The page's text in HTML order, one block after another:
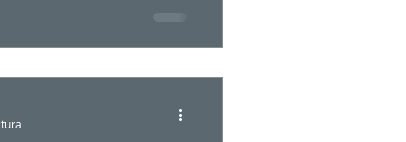
también a nivel